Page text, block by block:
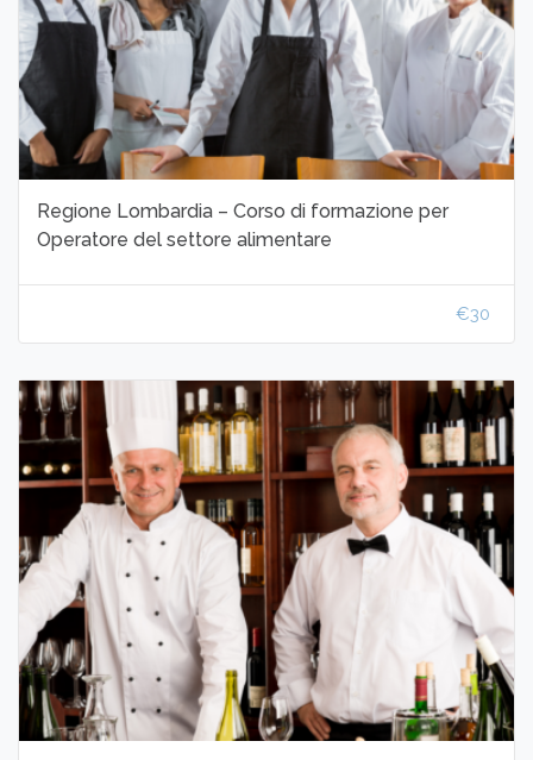
Regione Lombardia – Corso di formazione per
Operatore del settore alimentare
€30